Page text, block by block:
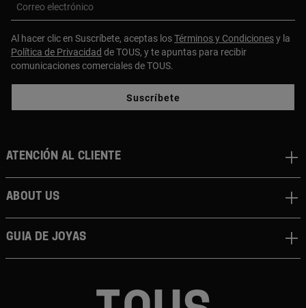
Correo electrónico
Al hacer clic en Suscríbete, aceptas losTérminos y Condicionesy la
Política de Privacidad de TOUS, y te apuntas para recibir
comunicaciones comerciales de TOUS.
Suscríbete
Atención al cliente
About us
Guia de joyas